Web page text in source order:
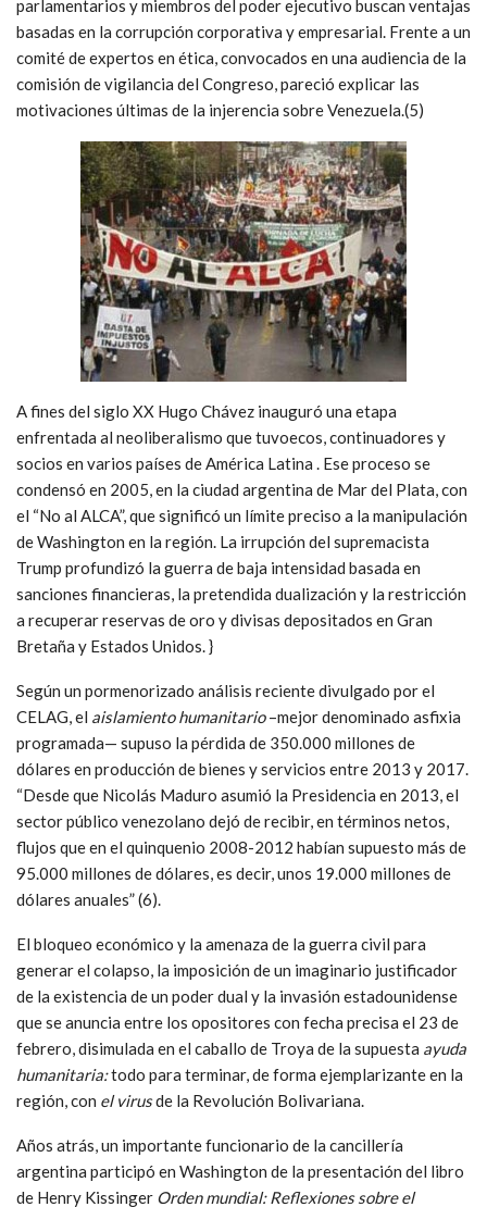
parlamentarios y miembros del poder ejecutivo buscan ventajas
basadas en la corrupción corporativa y empresarial. Frente a un
comité de expertos en ética, convocados en una audiencia de la
comisión de vigilancia del Congreso, pareció explicar las
motivaciones últimas de la injerencia sobre Venezuela.(5)
A fines del siglo XX Hugo Chávez inauguró una etapa
enfrentada al neoliberalismo que tuvoecos, continuadores y
socios en varios países de América Latina . Ese proceso se
condensó en 2005, en la ciudad argentina de Mar del Plata, con
el “No al ALCA”, que significó un límite preciso a la manipulación
de Washington en la región. La irrupción del supremacista
Trump profundizó la guerra de baja intensidad basada en
sanciones financieras, la pretendida dualización y la restricción
a recuperar reservas de oro y divisas depositados en Gran
Bretaña y Estados Unidos. }
Según un pormenorizado análisis reciente divulgado por el
CELAG, el aislamiento humanitario–mejor denominado asfixia
programada— supuso la pérdida de 350.000 millones de
dólares en producción de bienes y servicios entre 2013 y 2017.
“Desde que Nicolás Maduro asumió la Presidencia en 2013, el
sector público venezolano dejó de recibir, en términos netos,
flujos que en el quinquenio 2008-2012 habían supuesto más de
95.000 millones de dólares, es decir, unos 19.000 millones de
dólares anuales” (6).
El bloqueo económico y la amenaza de la guerra civil para
generar el colapso, la imposición de un imaginario justificador
de la existencia de un poder dual y la invasión estadounidense
que se anuncia entre los opositores con fecha precisa el 23 de
febrero, disimulada en el caballo de Troya de la supuesta ayuda
humanitaria:todo para terminar, de forma ejemplarizante en la
región, con el virusde la Revolución Bolivariana.
Años atrás, un importante funcionario de la cancillería
argentina participó en Washington de la presentación del libro
de Henry Kissinger Orden mundial: Reflexiones sobre el